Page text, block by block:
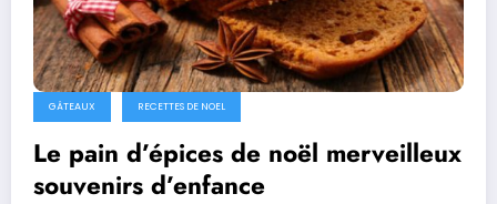
GÂTEAUX RECETTES DE NOEL
Le pain d’épices de noël merveilleux
souvenirs d’enfance